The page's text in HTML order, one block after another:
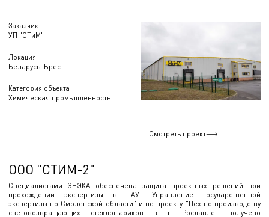
Заказчик
УП "СТиМ"
Локация
Беларусь, Брест
Категория объекта
Химическая промышленность
Смотреть проект
ООО "СТИМ-2"
Специалистами ЭНЭКА обеспечена защита проектных решений при
прохождении экспертизы в ГАУ "Управление государственной
экспертизы по Смоленской области" и по проекту "Цех по производству
световозвращающих стеклошариков в г. Рославле" получено